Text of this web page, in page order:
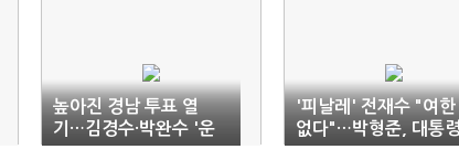
높아진 경남 투표 열
기…김경수·박완수 '운
명의 밤'
'피날레' 전재수 "여한
없다"…박형준, 대통령
때리기